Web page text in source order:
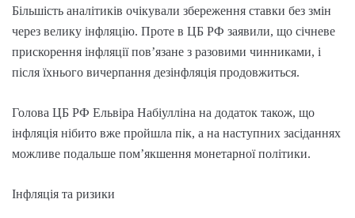
Більшість аналітиків очікували збереження ставки без змін
через велику інфляцію. Проте в ЦБ РФ заявили, що січневе
прискорення інфляції пов’язане з разовими чинниками, і
після їхнього вичерпання дезінфляція продовжиться.
Голова ЦБ РФ Ельвіра Набіулліна на додаток також, що
інфляція нібито вже пройшла пік, а на наступних засіданнях
можливе подальше пом’якшення монетарної політики.
Інфляція та ризики